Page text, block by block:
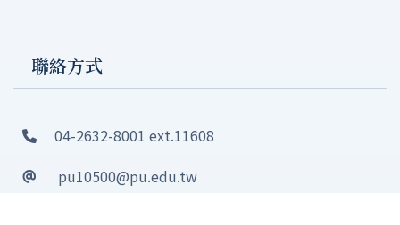
聯絡方式
04-2632-8001 ext.11608
pu10500@pu.edu.tw